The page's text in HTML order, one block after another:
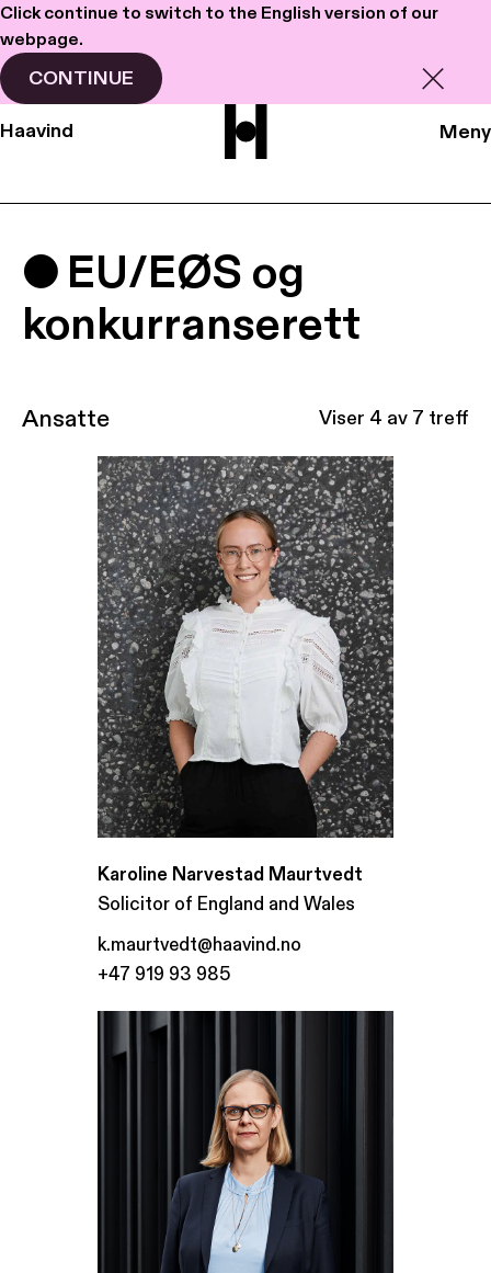
Click continue to switch to the English version of our
webpage.
CONTINUE
Haavind Meny
EU/EØS og
konkurranserett
Ansatte Viser 4 av 7 treff
Karoline Narvestad Maurtvedt
Solicitor of England and Wales
k.maurtvedt@haavind.no
+47 919 93 985